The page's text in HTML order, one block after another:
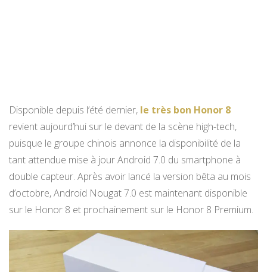
Disponible depuis l’été dernier, le très bon Honor 8
revient aujourd’hui sur le devant de la scène high-tech,
puisque le groupe chinois annonce la disponibilité de la
tant attendue mise à jour Android 7.0 du smartphone à
double capteur. Après avoir lancé la version bêta au mois
d’octobre, Android Nougat 7.0 est maintenant disponible
sur le Honor 8 et prochainement sur le Honor 8 Premium.